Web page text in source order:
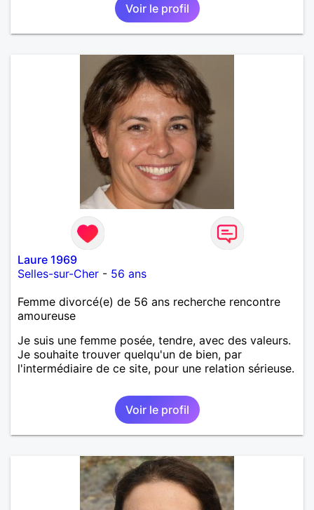
Voir le profil
Laure 1969
Selles-sur-Cher - 56 ans
Femme divorcé(e) de 56 ans recherche rencontre
amoureuse
Je suis une femme posée, tendre, avec des valeurs.
Je souhaite trouver quelqu'un de bien, par
l'intermédiaire de ce site, pour une relation sérieuse.
Voir le profil